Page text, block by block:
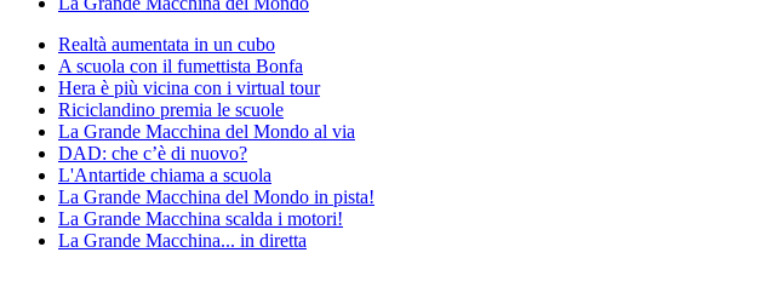
Realtà aumentata in un cubo
A scuola con il fumettista Bonfa
Hera è più vicina con i virtual tour
Riciclandino premia le scuole
La Grande Macchina del Mondo al via
DAD: che c’è di nuovo?
L'Antartide chiama a scuola
La Grande Macchina del Mondo in pista!
La Grande Macchina scalda i motori!
La Grande Macchina... in diretta